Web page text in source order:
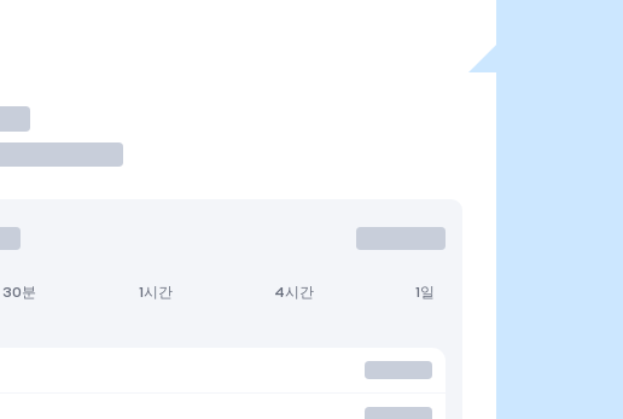
30분 1시간 4시간 1일